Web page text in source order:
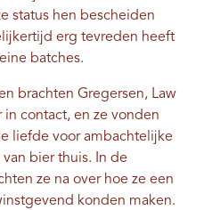
status hen bescheiden
erg tevreden heeft
batches.
brachten Gregersen, Law
contact, en ze vonden
liefde voor ambachtelijke
bier thuis. In de
ze na over hoe ze een
konden maken.